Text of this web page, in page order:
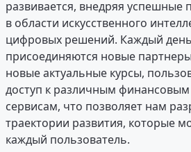
развивается, внедряя успешные
в области искусственного
цифровых решений. Каждый
присоединяются новые
новые актуальные курсы,
доступ к различным финансовым
сервисам, что позволяет нам
траектории развития, которые
каждый пользователь.